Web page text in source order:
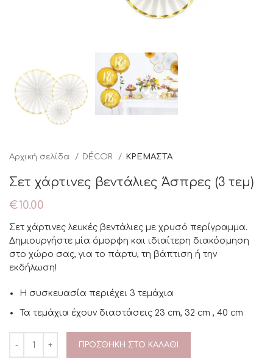
Αρχική σελίδα DÉCOR ΚΡΕΜΑΣΤΑ
Σετ χάρτινες βεντάλιες Άσπρες (3 τεμ)
€10.00
Σετ χάρτινες λευκές βεντάλιες με χρυσό περίγραμμα.
Δημιουργήστε μία όμορφη και ιδιαίτερη διακόσμηση
στο χώρο σας, για το πάρτυ, τη βάπτιση ή την
εκδήλωση!
Η συσκευασία περιέχει 3 τεμάχια
Τα τεμάχια έχουν διαστάσεις 23 cm, 32 cm , 40 cm
ΠΡΟΣΘΉΚΗ ΣΤΟ ΚΑΛΆΘΙ